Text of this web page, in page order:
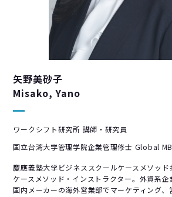
矢野美砂子
Misako, Yano
ワークシフト研究所 講師・研究員
国立台湾大学管理学院企業管理修士 Global
慶應義塾大学ビジネススクールケースメソッ
ケースメソッド・インストラクター。外資系企
国内メーカーの海外営業部でマーケティング、